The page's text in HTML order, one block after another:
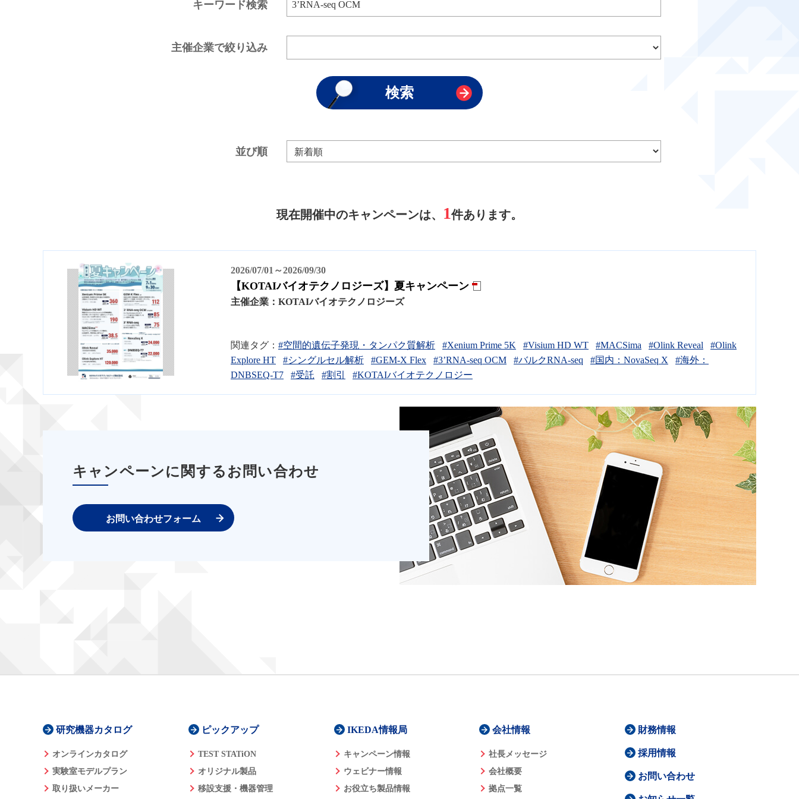
キーワード検索
主催企業で絞り込み
並び順
現在開催中のキャンペーンは、 1件あります。
2026/07/01～2026/09/30
【KOTAIバイオテクノロジーズ】夏キャンペーン
主催企業： KOTAIバイオテクノロジーズ
関連タグ： #空間的遺伝子発現・タンパク質解析 #Xenium Prime 5K #Visium HD WT #MACSima #Olink Reveal
#Olink
Explore HT
#シングルセル解析 #GEM-X Flex #3’RNA-seq OCM #バルクRNA-seq #国内：NovaSeq X
#海外：
DNBSEQ-T7
#受託 #割引 #KOTAIバイオテクノロジー
キャンペーンに関するお問い合わせ
お問い合わせフォーム
研究機器カタログ
オンラインカタログ
実験室モデルプラン
取り扱いメーカー
ピックアップ
TEST STATiON
オリジナル製品
移設支援・機器管理
IKEDA情報局
キャンペーン情報
ウェビナー情報
お役立ち製品情報
会社情報
社長メッセージ
会社概要
拠点一覧
財務情報
採用情報
お問い合わせ